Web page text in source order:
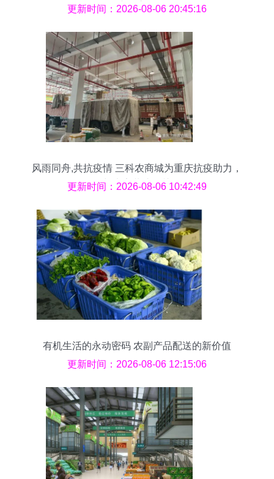
副产品交易会
更新时间：2026-08-06 20:45:16
风雨同舟,共抗疫情 三科农商城为重庆抗疫助力，
与大家共渡难关
更新时间：2026-08-06 10:42:49
有机生活的永动密码 农副产品配送的新价值
更新时间：2026-08-06 12:15:06